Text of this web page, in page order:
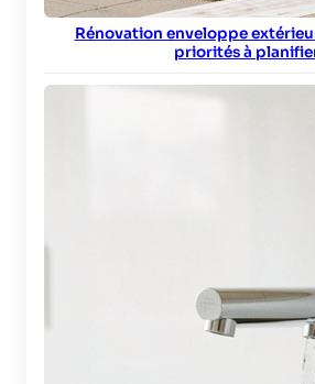
Rénovation enveloppe
priorités à